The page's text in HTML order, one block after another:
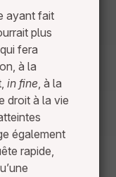
ayant fait
plus
fera
à la
in fine, à la
droit à la vie
également
rapide,